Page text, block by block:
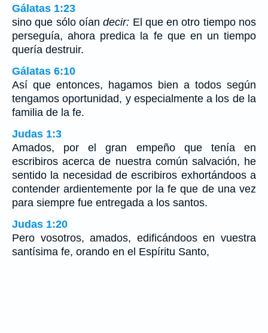
Gálatas 1:23
sino que sólo oíandecir: El que en otro tiempo nos
perseguía, ahora predica la fe que en un tiempo
quería destruir.
Gálatas 6:10
Así que entonces, hagamos bien a todos según
tengamos oportunidad, y especialmente a los de la
familia de la fe.
Judas 1:3
Amados, por el gran empeño que tenía en
escribiros acerca de nuestra común salvación, he
sentido la necesidad de escribiros exhortándoos a
contender ardientemente por la fe que de una vez
para siempre fue entregada a los santos.
Judas 1:20
Pero vosotros, amados, edificándoos en vuestra
santísima fe, orando en el Espíritu Santo,